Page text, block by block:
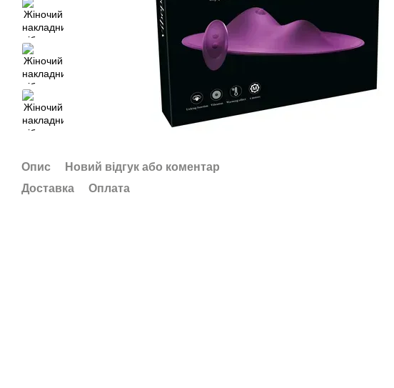
Опис
Новий відгук або коментар
Доставка
Оплата